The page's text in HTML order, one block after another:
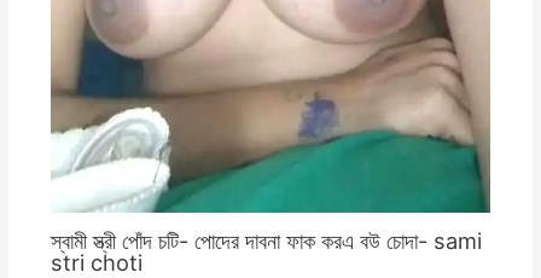
স্বামী স্ত্রী পোঁদ চটি- পোদের দাবনা ফাক করএ বউ চোদা- sami
stri choti